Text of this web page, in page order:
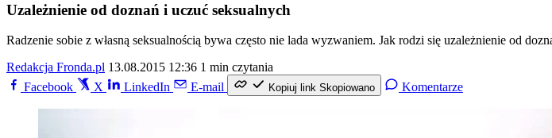
Uzależnienie od doznań i uczuć seksualnych
Radzenie sobie z własną seksualnością bywa często nie lada wyzwaniem. Jak rodzi się uzależnienie od
Redakcja Fronda.pl 13.08.2015 12:36 1 min czytania
Facebook
X LinkedIn E-mail Kopiuj link Skopiowano Komentarze